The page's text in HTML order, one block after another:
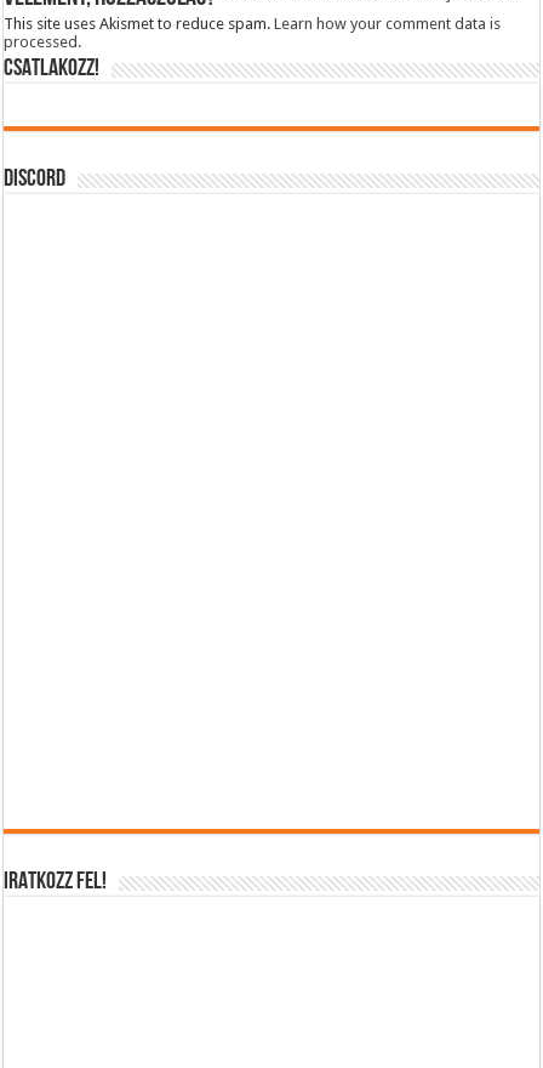
This site uses Akismet to reduce spam.Learn how your comment data is
processed.
CSATLAKOZZ!
DISCORD
IRATKOZZ FEL!